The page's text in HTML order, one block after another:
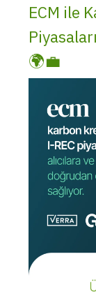
ECM ile
🌍💼